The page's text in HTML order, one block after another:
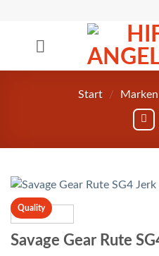
springen
Start / Marken
Quality
Savage Gear Rute